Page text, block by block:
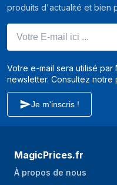
produits d'actualité et bien
Votre e-mail sera utilisé
newsletter. Consultez notre
Je m'inscris !
MagicPrices.fr
À propos de nous